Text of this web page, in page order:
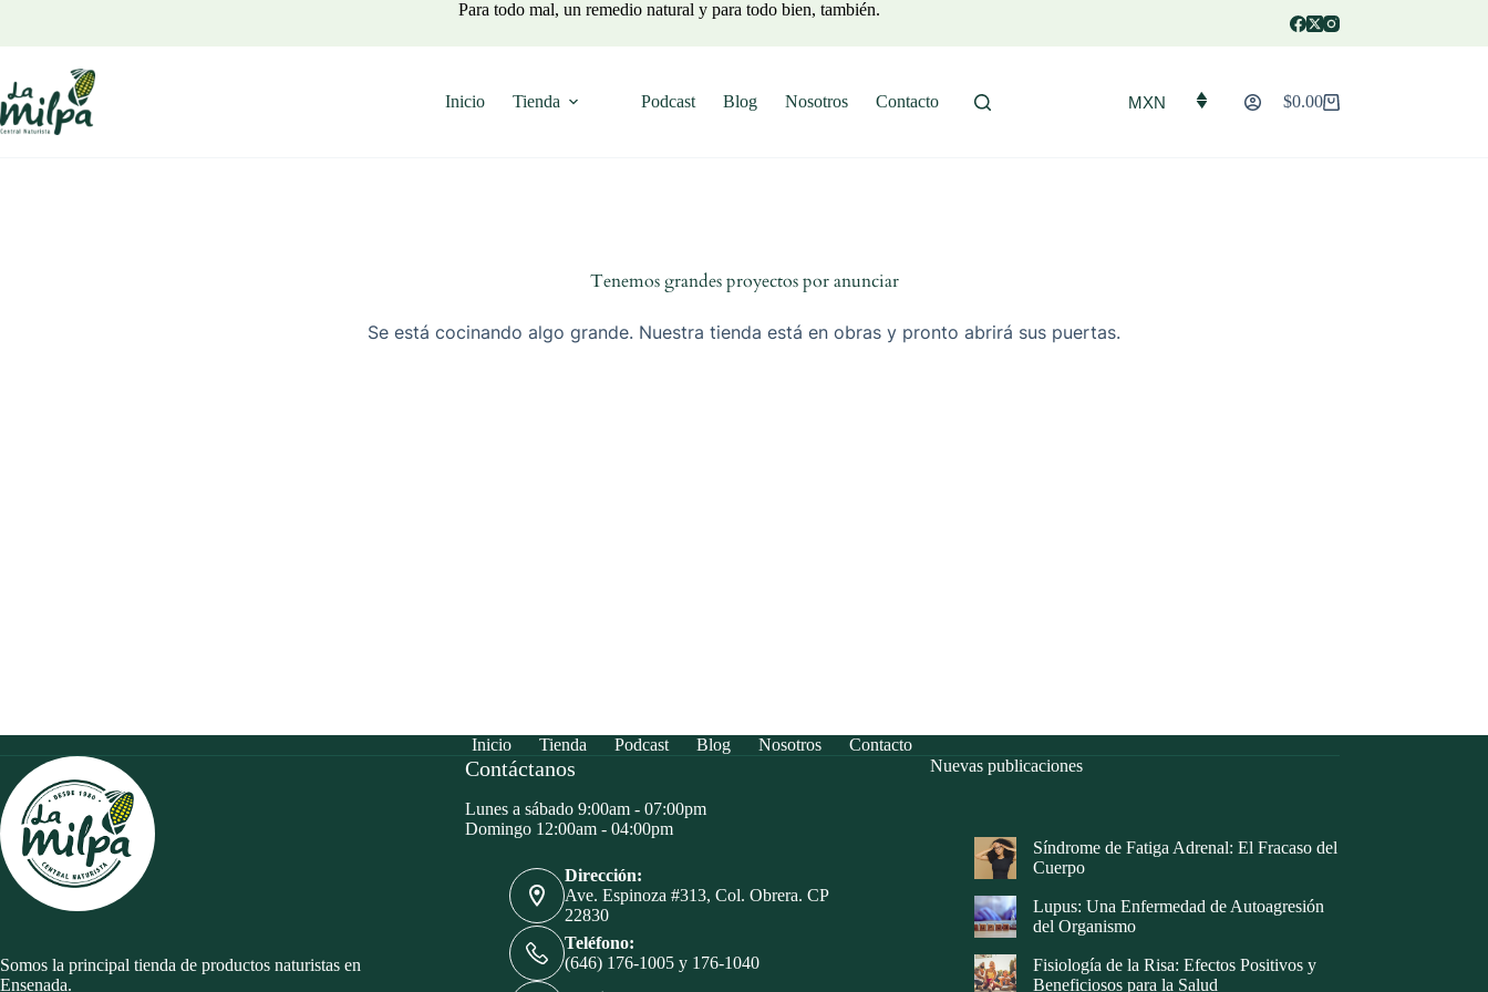
Para todo mal, un remedio natural y para todo bien, también.
Inicio Tienda Podcast Blog Nosotros Contacto MXN
Carro
$0.00
Tenemos grandes proyectos por anunciar
Se está cocinando algo grande. Nuestra tienda está en obras y pronto abrirá sus puertas.
Inicio Tienda Podcast Blog Nosotros Contacto
Somos la principal tienda de productos naturistas en
Ensenada.
Contáctanos
Lunes a sábado 9:00am - 07:00pm
Domingo 12:00am - 04:00pm
Dirección:
Ave. Espinoza #313, Col. Obrera. CP
22830
Teléfono:
(646) 176-1005 y 176-1040
Nuevas publicaciones
Síndrome de Fatiga Adrenal: El Fracaso del
Cuerpo
Lupus: Una Enfermedad de Autoagresión
del Organismo
Fisiología de la Risa: Efectos Positivos y
Beneficiosos para la Salud